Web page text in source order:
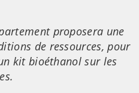
proposera une
de ressources, pour
kit bioéthanol sur les